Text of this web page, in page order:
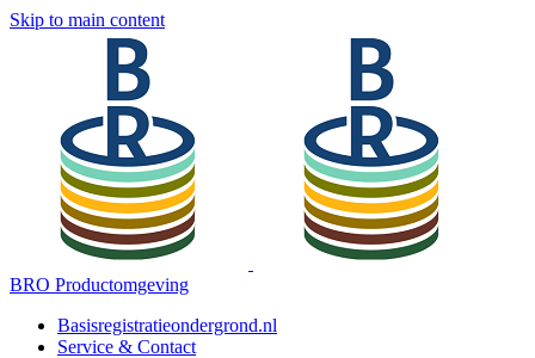
Skip to main content
BRO Productomgeving
Basisregistratieondergrond.nl
Service & Contact